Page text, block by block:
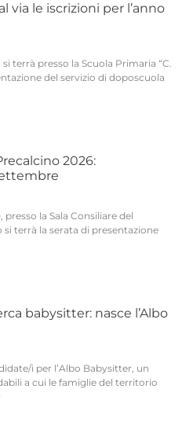
via le iscrizioni per l’anno
terrà presso la Scuola Primaria “C.
del servizio di doposcuola
2026:
la Sala Consiliare del
terrà la serata di presentazione
babysitter: nasce l’Albo
i per l’Albo Babysitter, un
a cui le famiglie del territorio